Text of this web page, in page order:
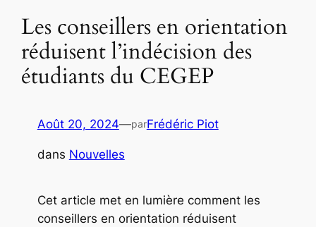
Les conseillers en orientation
réduisent l’indécision des
étudiants du CEGEP
Août 20, 2024—parFrédéric Piot
dans Nouvelles
Cet article met en lumière comment les
conseillers en orientation réduisent